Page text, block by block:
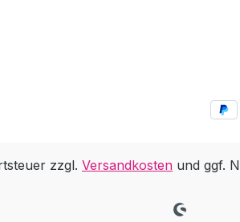
zzgl. Versandkosten und ggf.